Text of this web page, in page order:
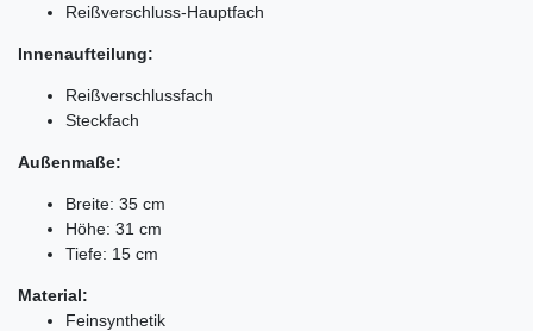
Reißverschluss-Hauptfach
Innenaufteilung:
Reißverschlussfach
Steckfach
Außenmaße:
Breite: 35 cm
Höhe: 31 cm
Tiefe: 15 cm
Material:
Feinsynthetik